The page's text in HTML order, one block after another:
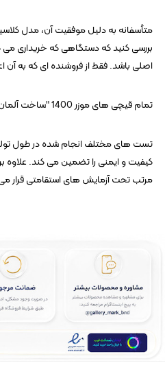
متأسفانه به دلیل موفقیت آن، مدل
بررسی کنید که دستگاهی که خریداری
اصلی باشد. فقط از فروشنده ای که به آن
تمام قیچی های موزر 1400 "ساخت آلمان" هستند.
کیفیت و ایمنی را تضمین می کند. علاوه
مرتب تحت آزمایش های استقامتی قرار